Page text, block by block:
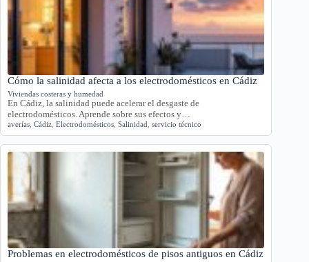
Cómo la salinidad afecta a los electrodomésticos en Cádiz
Viviendas costeras y humedad
En Cádiz, la salinidad puede acelerar el desgaste de
electrodomésticos. Aprende sobre sus efectos y…
averías Cádiz Electrodomésticos Salinidad servicio técnico
Problemas en electrodomésticos de pisos antiguos en Cádiz